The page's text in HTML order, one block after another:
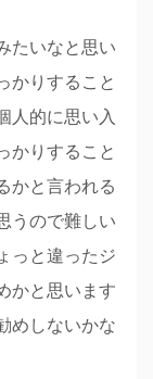
たいなと思い
かりすること
人的に思い入
かりすること
かと言われる
うので難しい
っと違ったジ
かと思います
めしないかな